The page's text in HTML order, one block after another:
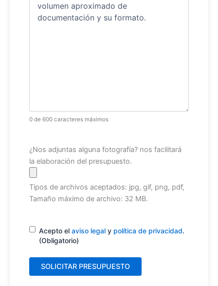
0 de 600 caracteres máximos
Archivo
¿Nos adjuntas alguna fotografía? nos facilitará
la elaboración del presupuesto.
Tipos de archivos aceptados: jpg, gif, png, pdf,
Tamaño máximo de archivo: 32 MB.
Consentimiento(Obligatorio)
Acepto el aviso legal y política de privacidad.
(Obligatorio)